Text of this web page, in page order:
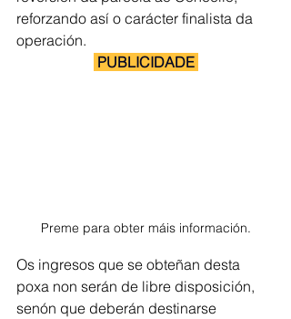
reforzando así o carácter finalista da
operación.
PUBLICIDADE
Preme para obter máis información.
Os ingresos que se obteñan desta
poxa non serán de libre disposición,
senón que deberán destinarse